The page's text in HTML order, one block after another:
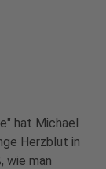
hat Michael
Herzblut in
wie man